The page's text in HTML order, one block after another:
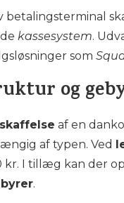
betalingsterminal
kassesystem.
som
og
af en
af typen. Ved
kr. I tillæg kan der
.